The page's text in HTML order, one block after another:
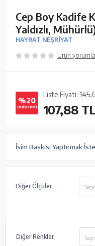
Cep Boy Kadife
Yaldızlı,
HAYRAT NEŞRİYAT
Ürün
%20
indirimli
Liste Fiyatı:
107,88
İsim Baskısı Yaptırmak
Diğer Ölçüler
Diğer Renkler